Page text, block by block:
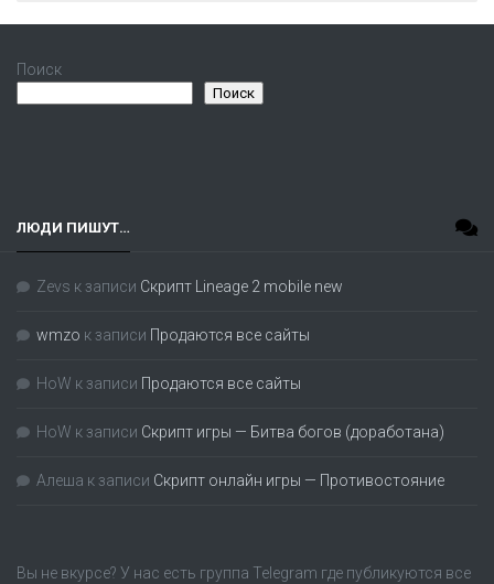
Поиск
Поиск
ЛЮДИ ПИШУТ…
Zevs к записи Скрипт Lineage 2 mobile new
wmzo к записи Продаются все сайты
HoW к записи Продаются все сайты
HoW к записи Скрипт игры — Битва богов (доработана)
Алеша к записи Скрипт онлайн игры — Противостояние
Вы не вкурсе? У нас есть группа Telegram где публикуются все